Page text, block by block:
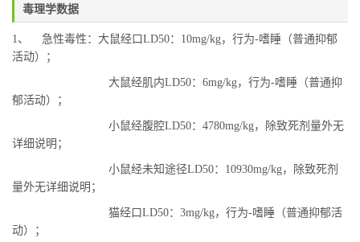
毒理学数据
1、 急性毒性：大鼠经口LD50：10mg/kg，行为-嗜睡（普通抑郁
活动）；
大鼠经肌内LD50：6mg/kg，行为-嗜睡（普通抑
郁活动）；
小鼠经腹腔LD50：4780mg/kg，除致死剂量外无
详细说明；
小鼠经未知途径LD50：10930mg/kg，除致死剂
量外无详细说明；
猫经口LD50：3mg/kg，行为-嗜睡（普通抑郁活
动）；